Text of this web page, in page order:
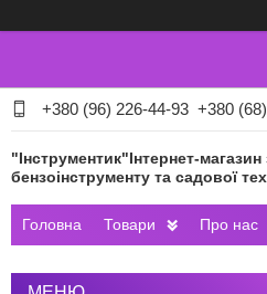
+380 (96) 226-44-93 +380
"Інструментик"Інтернет-
бензоінструменту та садової
Головна Товари Про нас